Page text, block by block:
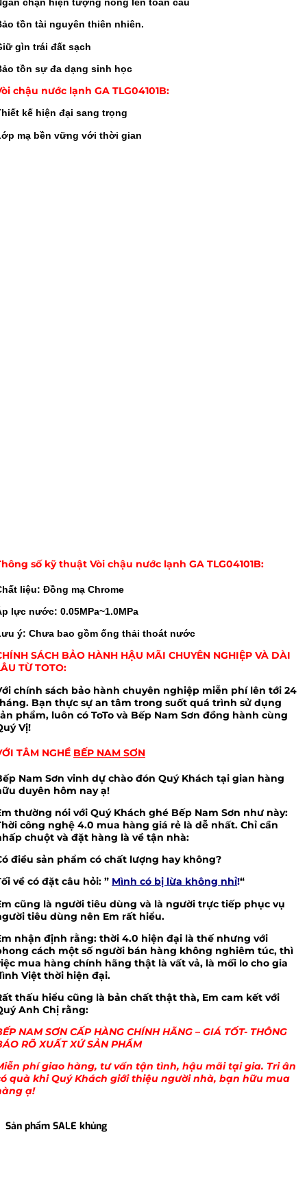
chặn hiện tượng nóng lên toàn cầu
tồn tài nguyên thiên nhiên.
gìn trái đất sạch
tồn sự đa dạng sinh học
chậu nước lạnh GA TLG04101B:
kế hiện đại sang trọng
mạ bền vững với thời gian
số kỹ thuật Vòi chậu nước lạnh GA TLG04101B:
liệu: Đồng mạ Chrome
lực nước: 0.05MPa~1.0MPa
ý: Chưa bao gồm ống thải thoát nước
SÁCH BẢO HÀNH HẬU MÃI CHUYÊN NGHIỆP VÀ DÀI
TỪ TOTO:
chính sách bảo hành chuyên nghiệp miễn phí lên tới 24
Bạn thực sự an tâm trong suốt quá trình sử dụng
phẩm, luôn có ToTo và Bếp Nam Sơn đồng hành cùng
Vị!
TÂM NGHỀ BẾP NAM SƠN
Nam Sơn vinh dự chào đón Quý Khách tại gian hàng
duyên hôm nay ạ!
thường nói với Quý Khách ghé Bếp Nam Sơn như này:
công nghệ 4.0 mua hàng giá rẻ là dễ nhất. Chỉ cần
chuột và đặt hàng là về tận nhà:
điều sản phẩm có chất lượng hay không?
về có đặt câu hỏi: ” Mình có bị lừa không nhỉ!“
cũng là người tiêu dùng và là người trực tiếp phục vụ
tiêu dùng nên Em rất hiểu.
nhận định rằng: thời 4.0 hiện đại là thế nhưng với
cách một số người bán hàng không nghiêm túc, thì
mua hàng chính hãng thật là vất vả, là mối lo cho gia
Việt thời hiện đại.
thấu hiểu cũng là bản chất thật thà, Em cam kết với
Anh Chị rằng:
NAM SƠN CẤP HÀNG CHÍNH HÃNG – GIÁ TỐT- THÔNG
RÕ XUẤT XỨ SẢN PHẨM
phí giao hàng, tư vấn tận tình, hậu mãi tại gia. Tri ân
quà khi Quý Khách giới thiệu người nhà, bạn hữu mua
ạ!
Sản phẩm SALE khủng